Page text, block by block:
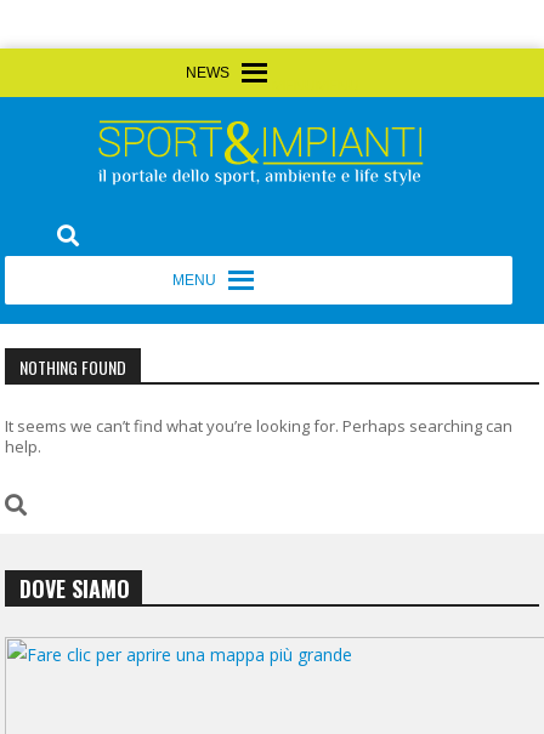
to
Sport&Impianti
NOTHING FOUND
It seems we can’t find what you’re looking for. Perhaps searching can
help.
DOVE SIAMO